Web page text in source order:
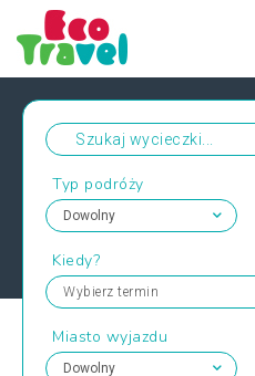
Typ podróży
Kiedy?
Wybierz termin
Miasto wyjazdu